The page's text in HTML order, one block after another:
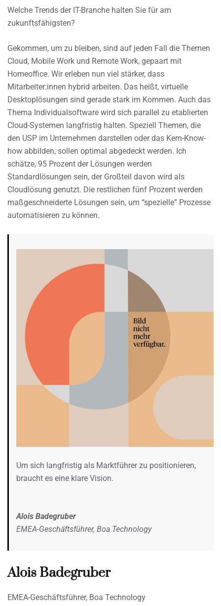
Welche Trends der IT-Branche halten Sie für am
zukunftsfähigsten?
Gekommen, um zu bleiben, sind auf jeden Fall die Themen
Cloud, Mobile Work und Remote Work, gepaart mit
Homeoffice. Wir erleben nun viel stärker, dass
Mitarbeiter:innen hybrid arbeiten. Das heißt, virtuelle
Desktoplösungen sind gerade stark im Kommen. Auch das
Thema Individualsoftware wird sich parallel zu etablierten
Cloud-Systemen langfristig halten. Speziell Themen, die
den USP im Unternehmen darstellen oder das Kern-Know-
how abbilden, sollen optimal abgedeckt werden. Ich
schätze, 95 Prozent der Lösungen werden
Standardlösungen sein, der Großteil davon wird als
Cloudlösung genutzt. Die restlichen fünf Prozent werden
maßgeschneiderte Lösungen sein, um “spezielle” Prozesse
automatisieren zu können.
Um sich langfristig als Marktführer zu positionieren,
braucht es eine klare Vision.
Alois Badegruber
EMEA-Geschäftsführer, Boa Technology
Alois Badegruber
EMEA-Geschäftsführer, Boa Technology